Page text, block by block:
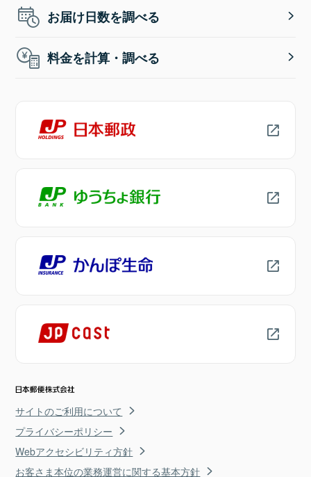
お届け日数を調べる
料金を計算・調べる
サイトのご利用について
プライバシーポリシー
Webアクセシビリティ方針
お客さま本位の業務運営に関する基本方針